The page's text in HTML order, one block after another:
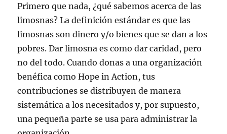
Primero que nada, ¿qué sabemos acerca de las
limosnas? La definición estándar es que las
limosnas son dinero y/o bienes que se dan a los
pobres. Dar limosna es como dar caridad, pero
no del todo. Cuando donas a una organización
benéfica como Hope in Action, tus
contribuciones se distribuyen de manera
sistemática a los necesitados y, por supuesto,
una pequeña parte se usa para administrar la